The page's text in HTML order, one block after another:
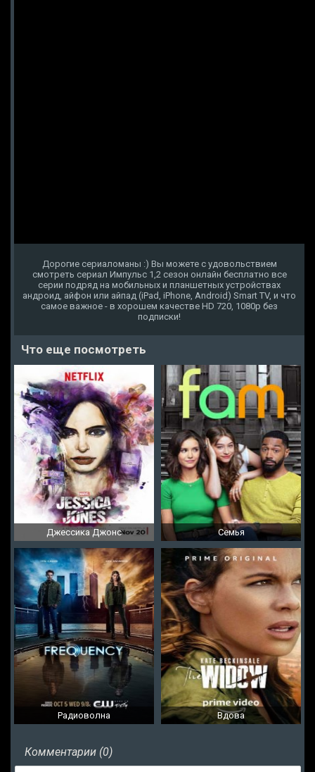
Дорогие сериаломаны :) Вы можете с удовольствием
смотреть сериал Импульс 1,2 сезон онлайн бесплатно все
серии подряд на мобильных и планшетных устройствах
андроид, айфон или айпад (iPad, iPhone, Android) Smart TV, и что
самое важное - в хорошем качестве HD 720, 1080p без
подписки!
Что еще посмотреть
Джессика Джонс Семья
Радиоволна Вдова
Комментарии (0)